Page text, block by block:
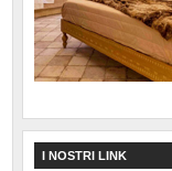
I NOSTRI LINK